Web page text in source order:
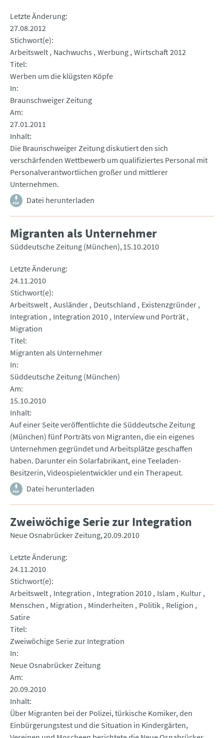
Letzte Änderung
27.08.2012
Stichwort(e)
Arbeitswelt Nachwuchs Werbung Wirtschaft 2012
Titel
Werben um die klügsten Köpfe
In
Braunschweiger Zeitung
Am
27.01.2011
Inhalt
Die Braunschweiger Zeitung diskutiert den sich
verschärfenden Wettbewerb um qualifiziertes Personal mit
Personalverantwortlichen großer und mittlerer
Unternehmen.
Datei herunterladen
Migranten als Unternehmer
Süddeutsche Zeitung (München) 15.10.2010
Letzte Änderung
24.11.2010
Stichwort(e)
Arbeitswelt Ausländer Deutschland
Existenzgründer
Integration
Integration 2010 Interview und Porträt
Migration
Titel
Migranten als Unternehmer
In
Süddeutsche Zeitung (München)
Am
15.10.2010
Inhalt
Auf einer Seite veröffentlichte die Süddeutsche Zeitung
(München) fünf Porträts von Migranten, die ein eigenes
Unternehmen gegründet und Arbeitsplätze geschaffen
haben. Darunter ein Solarfabrikant, eine Teeladen-
Besitzerin, Videospielentwickler und ein Therapeut.
Datei herunterladen
Zweiwöchige Serie zur Integration
Neue Osnabrücker Zeitung 20.09.2010
Letzte Änderung
24.11.2010
Stichwort(e)
Arbeitswelt Integration Integration 2010 Islam
Kultur
Menschen
Migration Minderheiten Politik Religion
Satire
Titel
Zweiwöchige Serie zur Integration
In
Neue Osnabrücker Zeitung
Am
20.09.2010
Inhalt
Über Migranten bei der Polizei, türkische Komiker, den
Einbürgerungstest und die Situation in Kindergärten,